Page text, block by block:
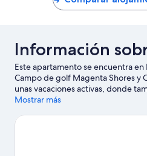
Información
Este apartamento se encuentra en
Campo de golf Magenta Shores y
unas vacaciones activas, donde
atractivos turísticos como Punto de
Mostrar más